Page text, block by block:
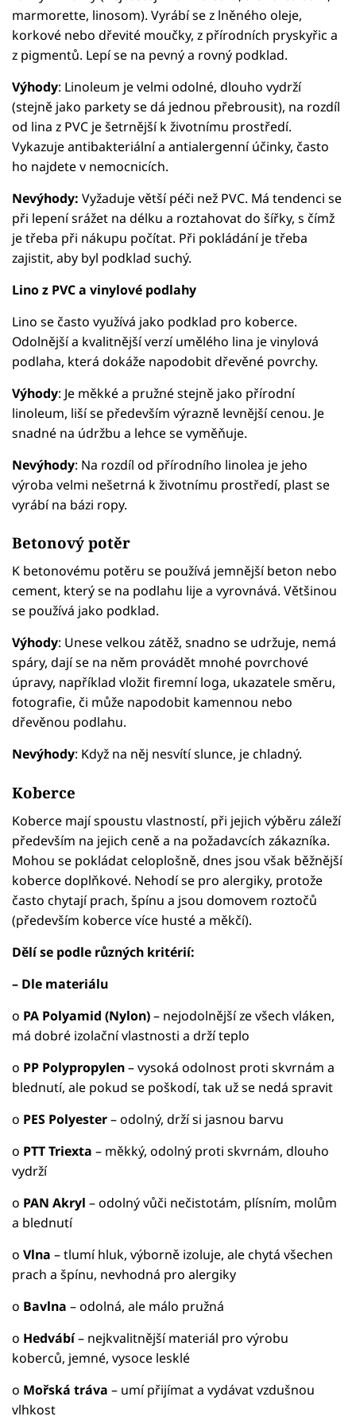
marmorette, linosom). Vyrábí se z lněného oleje,
korkové nebo dřevité moučky, z přírodních pryskyřic a
z pigmentů. Lepí se na pevný a rovný podklad.
Výhody: Linoleum je velmi odolné, dlouho vydrží
(stejně jako parkety se dá jednou přebrousit), na rozdíl
od lina z PVC je šetrnější k životnímu prostředí.
Vykazuje antibakteriální a antialergenní účinky, často
ho najdete v nemocnicích.
Nevýhody: Vyžaduje větší péči než PVC. Má tendenci se
při lepení srážet na délku a roztahovat do šířky, s čímž
je třeba při nákupu počítat. Při pokládání je třeba
zajistit, aby byl podklad suchý.
Lino z PVC a vinylové podlahy
Lino se často využívá jako podklad pro koberce.
Odolnější a kvalitnější verzí umělého lina je vinylová
podlaha, která dokáže napodobit dřevěné povrchy.
Výhody: Je měkké a pružné stejně jako přírodní
linoleum, liší se především výrazně levnější cenou. Je
snadné na údržbu a lehce se vyměňuje.
Nevýhody: Na rozdíl od přírodního linolea je jeho
výroba velmi nešetrná k životnímu prostředí, plast se
vyrábí na bázi ropy.
Betonový potěr
K betonovému potěru se používá jemnější beton nebo
cement, který se na podlahu lije a vyrovnává. Většinou
se používá jako podklad.
Výhody: Unese velkou zátěž, snadno se udržuje, nemá
spáry, dají se na něm provádět mnohé povrchové
úpravy, například vložit firemní loga, ukazatele směru,
fotografie, či může napodobit kamennou nebo
dřevěnou podlahu.
Nevýhody: Když na něj nesvítí slunce, je chladný.
Koberce
Koberce mají spoustu vlastností, při jejich výběru záleží
především na jejich ceně a na požadavcích zákazníka.
Mohou se pokládat celoplošně, dnes jsou však běžnější
koberce doplňkové. Nehodí se pro alergiky, protože
často chytají prach, špínu a jsou domovem roztočů
(především koberce více husté a měkčí).
Dělí se podle různých kritérií:
– Dle materiálu
o PA Polyamid (Nylon)– nejodolnější ze všech vláken,
má dobré izolační vlastnosti a drží teplo
o PP Polypropylen– vysoká odolnost proti skvrnám a
blednutí, ale pokud se poškodí, tak už se nedá spravit
o PES Polyester– odolný, drží si jasnou barvu
o PTT Triexta – měkký, odolný proti skvrnám, dlouho
vydrží
o PAN Akryl – odolný vůči nečistotám, plísním, molům
a blednutí
o Vlna – tlumí hluk, výborně izoluje, ale chytá všechen
prach a špínu, nevhodná pro alergiky
o Bavlna – odolná, ale málo pružná
o Hedvábí– nejkvalitnější materiál pro výrobu
koberců, jemné, vysoce lesklé
o Mořská tráva – umí přijímat a vydávat vzdušnou
vlhkost